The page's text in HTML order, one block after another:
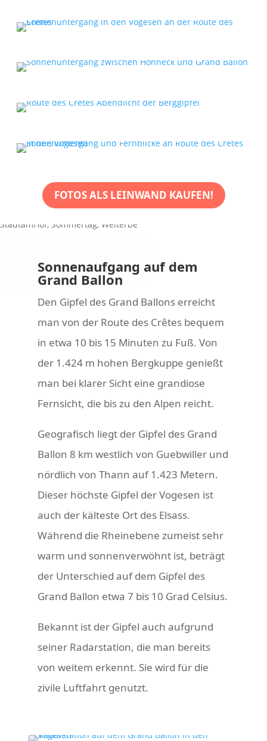
FOTOS ALS LEINWAND KAUFEN!
Sonnenaufgang auf dem
Grand Ballon
Den Gipfel des Grand Ballons erreicht
man von der Route des Crêtes bequem
in etwa 10 bis 15 Minuten zu Fuß. Von
der 1.424 m hohen Bergkuppe genießt
man bei klarer Sicht eine grandiose
Fernsicht, die bis zu den Alpen reicht.
Geografisch liegt der Gipfel des Grand
Ballon 8 km westlich von Guebwiller und
nördlich von Thann auf 1.423 Metern.
Dieser höchste Gipfel der Vogesen ist
auch der kälteste Ort des Elsass.
Während die Rheinebene zumeist sehr
warm und sonnenverwöhnt ist, beträgt
der Unterschied auf dem Gipfel des
Grand Ballon etwa 7 bis 10 Grad Celsius.
Bekannt ist der Gipfel auch aufgrund
seiner Radarstation, die man bereits
von weitem erkennt. Sie wird für die
zivile Luftfahrt genutzt.